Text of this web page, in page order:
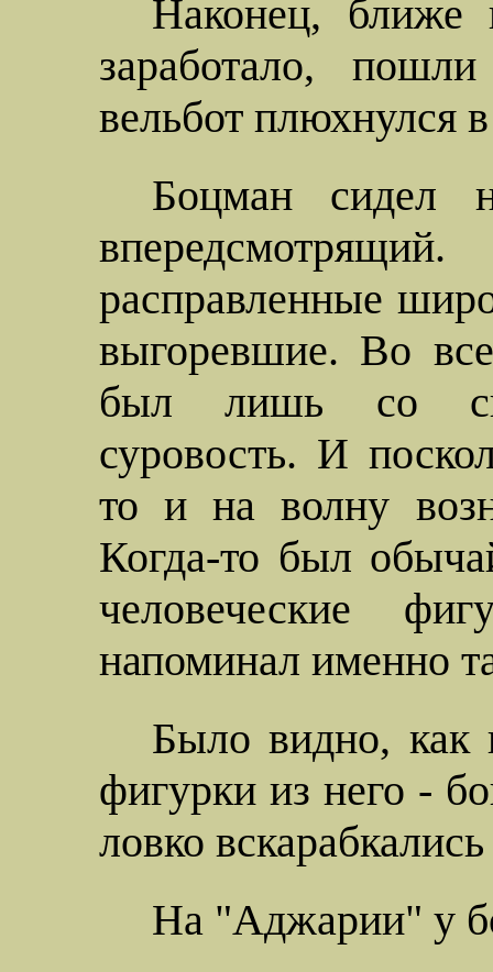
Наконец, ближе
заработало,
вельбот плюхнулся
Боцман сидел
расправленные
выгоревшие. Во
был лишь со
суровость. И
то и на волну
Когда-то был
человеческие
напоминал именно
Было видно, как
фигурки из него -
ловко
На "Аджарии" у